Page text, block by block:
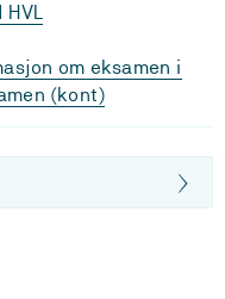
HVL
om eksamen i
(kont)